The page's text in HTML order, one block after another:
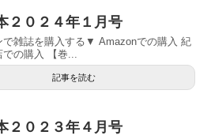
２０２４年１月号
で雑誌を購入する▼ Amazonでの購入 紀
の購入 【巻...
記事を読む
２０２３年４月号